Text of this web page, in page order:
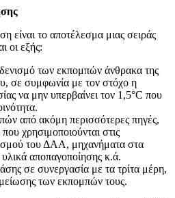
είναι το αποτέλεσμα μιας σειράς
οι εξής:
των εκπομπών άνθρακα της
σε συμφωνία με τον στόχο η
να μην υπερβαίνει τον 1,5°C που
από ακόμη περισσότερες πηγές,
χρησιμοποιούνται στις
του ΔΑΑ, μηχανήματα στα
αποπαγοποίησης κ.ά.
σε συνεργασία με τα τρίτα μέρη,
των εκπομπών τους.